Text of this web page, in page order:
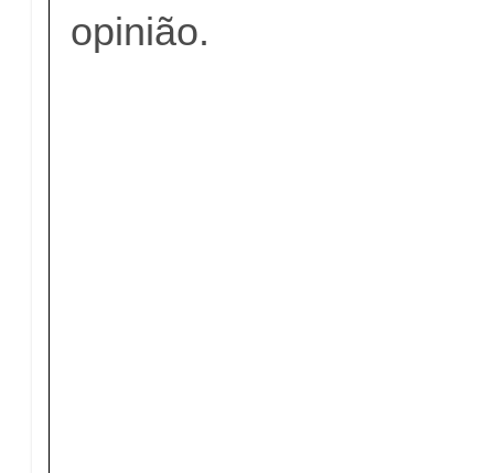
opinião.